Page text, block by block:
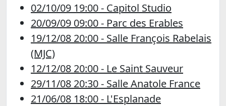
02/10/09 19:00 - Capitol Studio
20/09/09 09:00 - Parc des Erables
19/12/08 20:00 - Salle François Rabelais
(MJC)
12/12/08 20:00 - Le Saint Sauveur
29/11/08 20:30 - Salle Anatole France
21/06/08 18:00 - L'Esplanade